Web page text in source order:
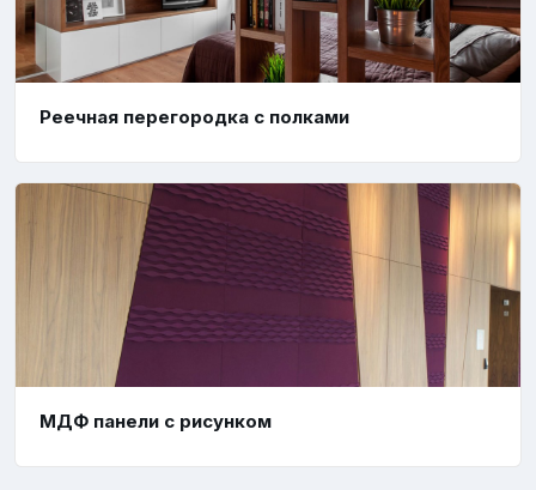
Реечная перегородка с полками
МДФ панели с рисунком